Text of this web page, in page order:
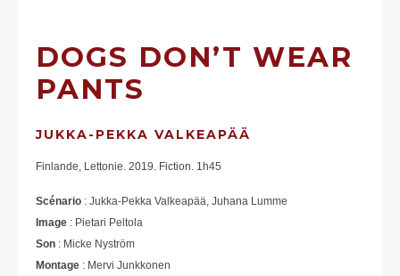
DOGS DON’T WEAR
PANTS
JUKKA-PEKKA VALKEAPÄÄ
Finlande, Lettonie. 2019. Fiction. 1h45
Scénario : Jukka-Pekka Valkeapää, Juhana Lumme
Image : Pietari Peltola
Son : Micke Nyström
Montage : Mervi Junkkonen